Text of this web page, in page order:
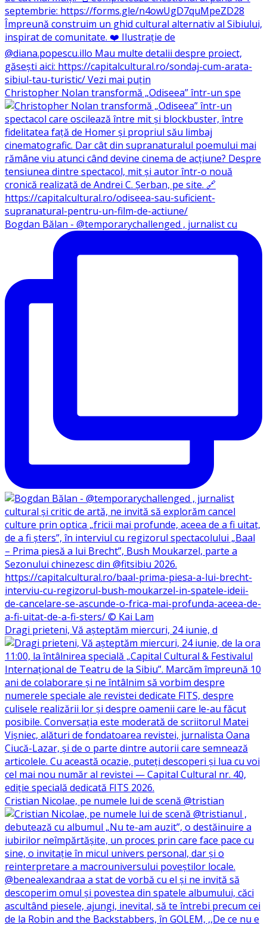
Christopher Nolan transformă „Odiseea” într-un spe
Bogdan Bălan - @temporarychallenged , jurnalist cu
Dragi prieteni, Vă așteptăm miercuri, 24 iunie, d
Cristian Nicolae, pe numele lui de scenă @tristian